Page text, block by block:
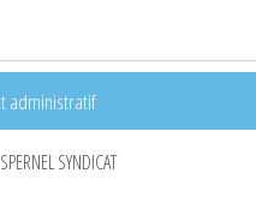
administratif
SYNDICAT